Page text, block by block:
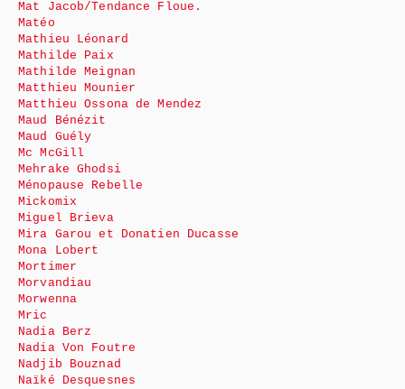
Mat Jacob/Tendance Floue.
Matéo
Mathieu Léonard
Mathilde Paix
Mathilde Meignan
Matthieu Mounier
Matthieu Ossona de Mendez
Maud Bénézit
Maud Guély
Mc McGill
Mehrake Ghodsi
Ménopause Rebelle
Mickomix
Miguel Brieva
Mira Garou et Donatien Ducasse
Mona Lobert
Mortimer
Morvandiau
Morwenna
Mric
Nadia Berz
Nadia Von Foutre
Nadjib Bouznad
Naïké Desquesnes